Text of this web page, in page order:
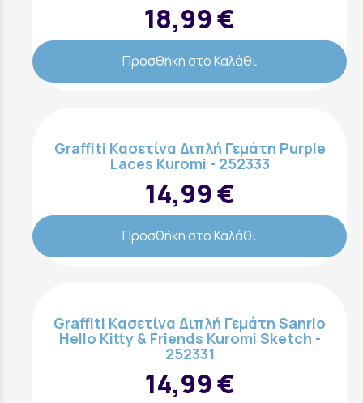
18,99 €
Προσθήκη στο Καλάθι
Graffiti Κασετίνα Διπλή Γεμάτη Purple
Laces Kuromi - 252333
14,99 €
Προσθήκη στο Καλάθι
Graffiti Κασετίνα Διπλή Γεμάτη Sanrio
Hello Kitty & Friends Kuromi Sketch -
252331
14,99 €